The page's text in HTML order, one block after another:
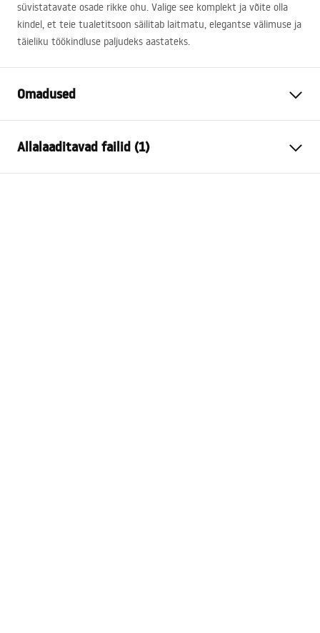
süvistatavate osade rikke ohu. Valige see komplekt ja võite olla
kindel, et teie tualetitsoon säilitab laitmatu, elegantse välimuse ja
täieliku töökindluse paljudeks aastateks.
Omadused
Mudel
Ühilduvad loputusnupud
Tüüp J
Allalaaditavad failid (1)